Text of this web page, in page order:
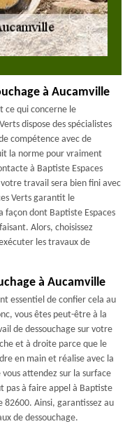
à Aucamville
ce qui concerne le
dispose des spécialistes
compétence avec de
la norme pour vraiment
à Baptiste Espaces
travail sera bien fini avec
Verts garantit le
façon dont Baptiste Espaces
Alors, choisissez
les travaux de
à Aucamville
essentiel de confier cela au
vous êtes peut-être à la
de dessouchage sur votre
et à droite parce que le
en main et réalise avec la
attendez sur la surface
pas à faire appel à Baptiste
82600. Ainsi, garantissez au
de dessouchage.